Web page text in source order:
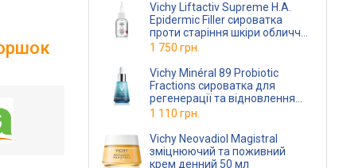
Vichy Liftactiv Supreme H.A.
Epidermic Filler сироватка
проти старіння шкіри обличчя
з гіалуроновою кислотою 30
1 750 грн.
Vichy Minéral 89 Probiotic
Fractions сироватка для
регенерації та відновлення
шкіри 30 мл
1 110 грн.
Vichy Neovadiol Magistral
зміцнюючий та поживний
крем денний 50 мл